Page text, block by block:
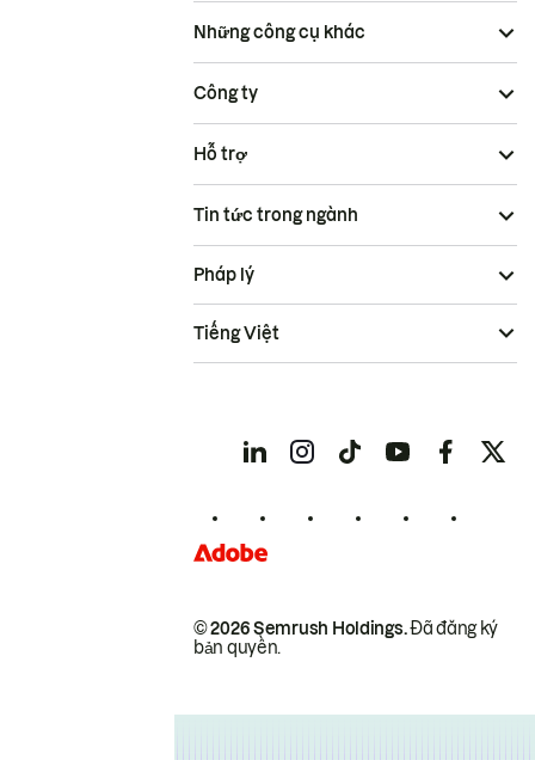
Những công cụ khác
Công ty
Hỗ trợ
Tin tức trong ngành
© 2026 Semrush Holdings.Đã đăng ký
bản quyền.
Pháp lý
Tiếng Việt